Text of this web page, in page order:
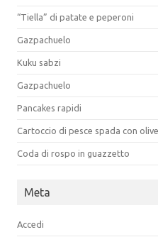
“Tiella” di patate e peperoni
Gazpachuelo
Kuku sabzi
Gazpachuelo
Pancakes rapidi
Cartoccio di pesce spada con
Coda di rospo in guazzetto
Meta
Accedi